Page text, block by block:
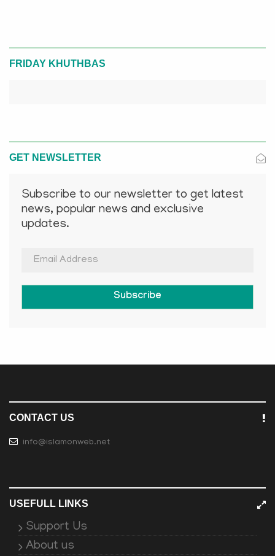
FRIDAY KHUTHBAS
GET NEWSLETTER
Subscribe to our newsletter to get latest
news, popular news and exclusive
updates.
Subscribe
CONTACT US
info@islamonweb.net
USEFULL LINKS
Support Us
About us